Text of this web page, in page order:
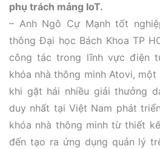
phụ trách mảng IoT.
– Anh Ngô Cự Mạnh tốt
thông Đại học Bách Khoa TP
công tác trong lĩnh vực điện
khóa nhà thông minh Atovi,
khi gặt hái nhiều giải thưởng
duy nhất tại Việt Nam phát
khóa nhà thông minh từ thiết
đến tạo ra ứng dụng quản lý